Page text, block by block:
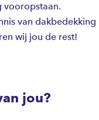
vooropstaan.
van
wij jou de rest!
jou?